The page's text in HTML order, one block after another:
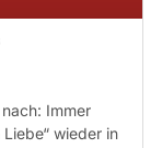
Immer
wieder in